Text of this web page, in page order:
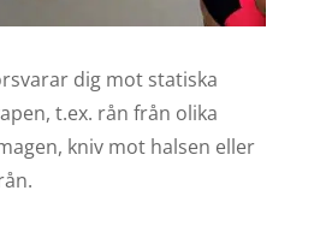
dig mot statiska
t.ex. rån från olika
kniv mot halsen eller